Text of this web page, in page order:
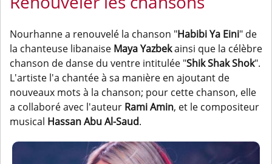
Nourhanne a renouvelé la chanson "Habibi Ya Eini" de
la chanteuse libanaise Maya Yazbekainsi que la célèbre
chanson de danse du ventre intitulée "Shik Shak Shok".
L'artiste l'a chantée à sa manière en ajoutant de
nouveaux mots à la chanson; pour cette chanson, elle
a collaboré avec l'auteur Rami Amin, et le compositeur
musical Hassan Abu Al-Saud.